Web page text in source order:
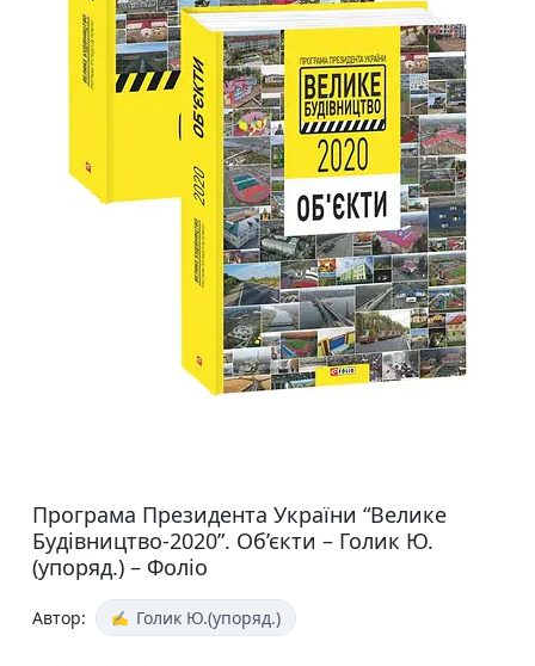
Програма Президента України “Велике
Будівництво-2020”. Об’єкти – Голик Ю.
(упоряд.) – Фоліо
Автор: Голик Ю.(упоряд.)